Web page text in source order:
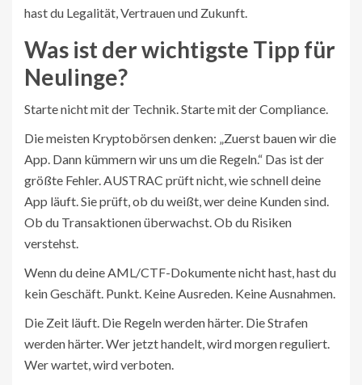
hast du Legalität, Vertrauen und Zukunft.
Was ist der wichtigste Tipp für
Neulinge?
Starte nicht mit der Technik. Starte mit der Compliance.
Die meisten Kryptobörsen denken: „Zuerst bauen wir die
App. Dann kümmern wir uns um die Regeln.“ Das ist der
größte Fehler. AUSTRAC prüft nicht, wie schnell deine
App läuft. Sie prüft, ob du weißt, wer deine Kunden sind.
Ob du Transaktionen überwachst. Ob du Risiken
verstehst.
Wenn du deine AML/CTF-Dokumente nicht hast, hast du
kein Geschäft. Punkt. Keine Ausreden. Keine Ausnahmen.
Die Zeit läuft. Die Regeln werden härter. Die Strafen
werden härter. Wer jetzt handelt, wird morgen reguliert.
Wer wartet, wird verboten.